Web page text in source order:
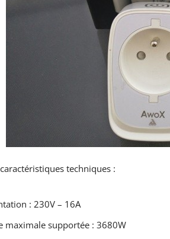
techniques :
: 230V – 16A
maximale supportée : 3680W